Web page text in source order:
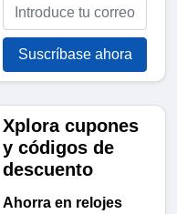
Suscríbase ahora
Xplora cupones
y códigos de
descuento
Ahorra en relojes